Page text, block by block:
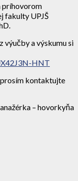
príhovorom
fakulty UPJŠ
výučby a výskumu si
HNT
kontaktujte
– hovorkyňa